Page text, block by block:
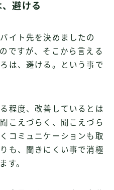
避ける
イト先を決めましたの
ですが、そこから言える
は、避ける。という事で
程度、改善しているとは
こえづらく、聞こえづら
コミュニケーションも取
も、聞きにくい事で消極
す。